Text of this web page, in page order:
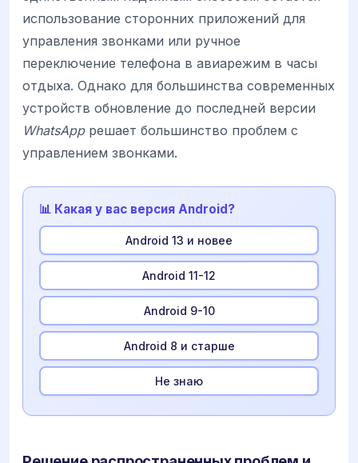
использование сторонних приложений для
управления звонками или ручное
переключение телефона в авиарежим в часы
отдыха. Однако для большинства современных
устройств обновление до последней версии
WhatsAppрешает большинство проблем с
управлением звонками.
📊 Какая у вас версия Android?
Android 13 и новее
Android 11-12
Android 9-10
Android 8 и старше
Не знаю